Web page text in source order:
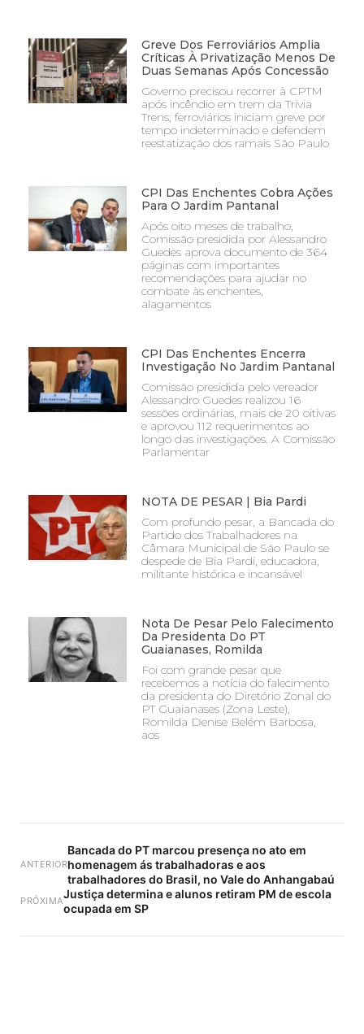
Greve Dos Ferroviários Amplia
Críticas À Privatização Menos De
Duas Semanas Após Concessão
Governo precisou recorrer à CPTM
após incêndio em trem da Trivia
Trens; ferroviários iniciam greve por
tempo indeterminado e defendem
reestatização dos ramais São Paulo
CPI Das Enchentes Cobra Ações
Para O Jardim Pantanal
Após oito meses de trabalho,
Comissão presidida por Alessandro
Guedes aprova documento de 364
páginas com importantes
recomendações para ajudar no
combate às enchentes,
alagamentos
CPI Das Enchentes Encerra
Investigação No Jardim Pantanal
Comissão presidida pelo vereador
Alessandro Guedes realizou 16
sessões ordinárias, mais de 20 oitivas
e aprovou 112 requerimentos ao
longo das investigações. A Comissão
Parlamentar
NOTA DE PESAR | Bia Pardi
Com profundo pesar, a Bancada do
Partido dos Trabalhadores na
Câmara Municipal de São Paulo se
despede de Bia Pardi, educadora,
militante histórica e incansável
Nota De Pesar Pelo Falecimento
Da Presidenta Do PT
Guaianases, Romilda
Foi com grande pesar que
recebemos a notícia do falecimento
da presidenta do Diretório Zonal do
PT Guaianases (Zona Leste),
Romilda Denise Belém Barbosa,
aos
ANTERIOR
Bancada do PT marcou presença no ato em
homenagem ás trabalhadoras e aos
trabalhadores do Brasil, no Vale do Anhangabaú
PRÓXIMAJustiça determina e alunos retiram PM de escola
ocupada em SP